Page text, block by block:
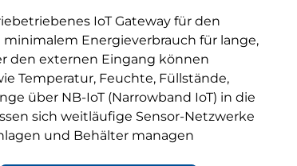
IoT Gateway für den
Energieverbrauch für lange,
den externen Eingang können
Temperatur, Feuchte, Füllstände,
über NB-IoT (Narrowband IoT) in die
sich weitläufige Sensor-Netzwerke
und Behälter managen